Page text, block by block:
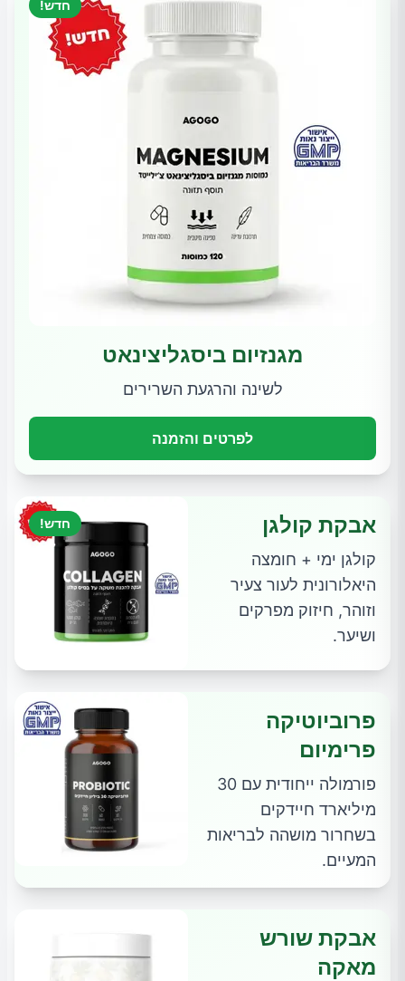
חדש!
מגנזיום ביסגליצינאט
לשינה והרגעת השרירים
לפרטים והזמנה
חדש! אבקת קולגן
קולגן ימי + חומצה
היאלורונית לעור צעיר
וזוהר, חיזוק מפרקים
ושיער.
פרוביוטיקה
פרימיום
פורמולה ייחודית עם 30
מיליארד חיידקים
בשחרור מושהה לבריאות
המעיים.
אבקת שורש
מאקה